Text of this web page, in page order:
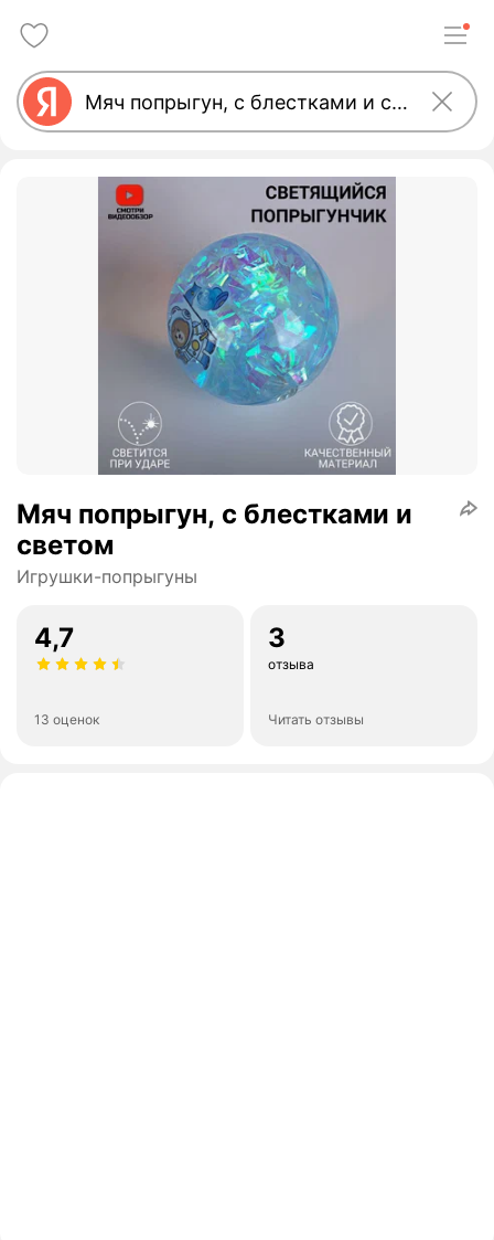
Мяч попрыгун, с блестками и
светом
Игрушки-попрыгуны
4,7
13 оценок
3
отзыва
Читать отзывы